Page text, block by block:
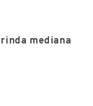
mediana